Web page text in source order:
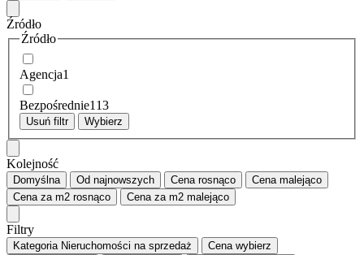
Źródło
Źródło
Agencja1
Bezpośrednie113
Usuń filtr Wybierz
Kolejność
Domyślna Od najnowszych Cena rosnąco Cena malejąco
Cena za m2 rosnąco Cena za m2 malejąco
Filtry
Kategoria Nieruchomości na sprzedaż Cena wybierz